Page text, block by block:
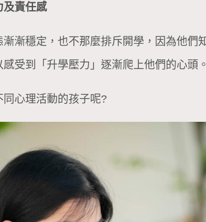
及責任感
漸穩定，也不那麼排斥開學，因為他們
受到「升學壓力」逐漸爬上他們的心頭。
心理活動的孩子呢?